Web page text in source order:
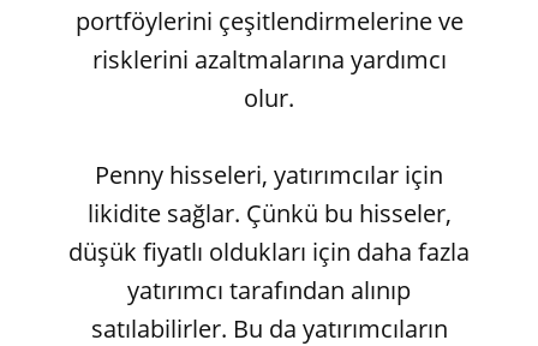
portföylerini çeşitlendirmelerine ve
risklerini azaltmalarına yardımcı
olur.
Penny hisseleri, yatırımcılar için
likidite sağlar. Çünkü bu hisseler,
düşük fiyatlı oldukları için daha fazla
yatırımcı tarafından alınıp
satılabilirler. Bu da yatırımcıların